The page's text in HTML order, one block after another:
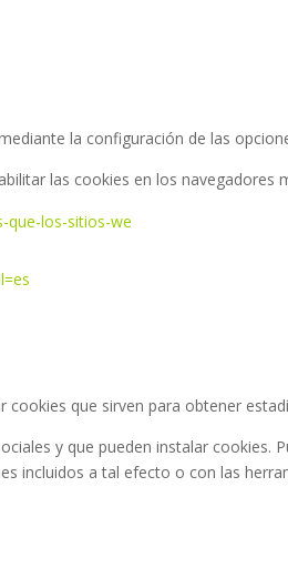
la configuración de las
las cookies en los navegadores
que-los-sitios-we
cookies que sirven para obtener
y que pueden instalar cookies.
incluidos a tal efecto o con las